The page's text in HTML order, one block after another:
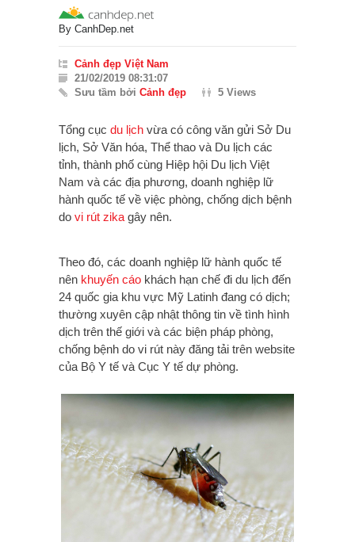
By CanhDep.net
Cảnh đẹp Việt Nam
21/02/2019 08:31:07
Sưu tầm bởi Cảnh đẹp 5 Views
Tổng cục du lịch vừa có công văn gửi Sở Du
lịch, Sở Văn hóa, Thể thao và Du lịch các
tỉnh, thành phố cùng Hiệp hội Du lịch Việt
Nam và các địa phương, doanh nghiệp lữ
hành quốc tế về việc phòng, chống dịch bệnh
do vi rút zika gây nên.
Theo đó, các doanh nghiệp lữ hành quốc tế
nên khuyến cáo khách hạn chế đi du lịch đến
24 quốc gia khu vực Mỹ Latinh đang có dịch;
thường xuyên cập nhật thông tin về tình hình
dịch trên thế giới và các biện pháp phòng,
chống bệnh do vi rút này đăng tải trên website
của Bộ Y tế và Cục Y tế dự phòng.